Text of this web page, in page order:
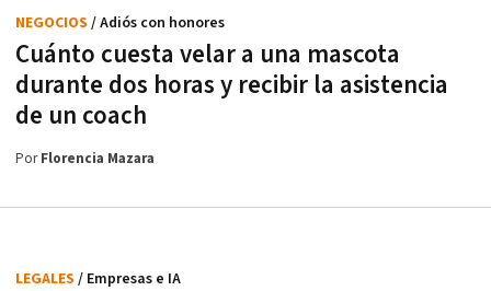
Cuánto cuesta velar a una mascota
durante dos horas y recibir la asistencia
de un coach
NEGOCIOS / Adiós con honores
PorFlorencia Mazara
LEGALES / Empresas e IA